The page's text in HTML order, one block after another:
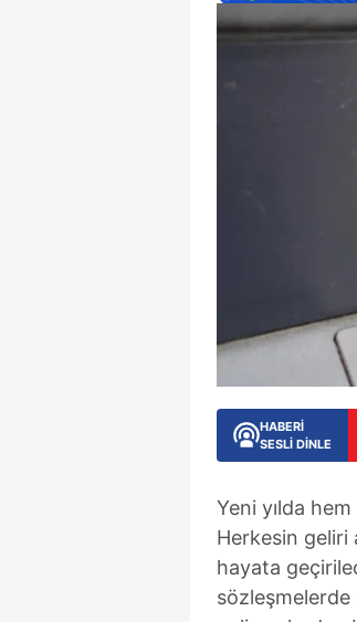
HABERİ
SESLİ DİNLE
Yeni yılda
Herkesin geliri
hayata
sözleşmelerde